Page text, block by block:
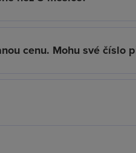
cenu. Mohu své číslo